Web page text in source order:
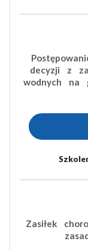
decyzji z
wodnych na
Zasiłek